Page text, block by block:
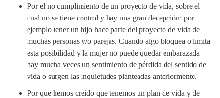
Por el no cumplimiento de un proyecto de vida, sobre el
cual no se tiene control y hay una gran decepción: por
ejemplo tener un hijo hace parte del proyecto de vida de
muchas personas y/o parejas. Cuando algo bloquea o limita
esta posibilidad y la mujer no puede quedar embarazada
hay mucha veces un sentimiento de pérdida del sentido de
vida o surgen las inquietudes planteadas anteriormente.
Por que hemos creido que tenemos un plan de vida y de